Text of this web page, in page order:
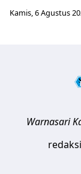
Kamis, 6 Agustus
Warnasari